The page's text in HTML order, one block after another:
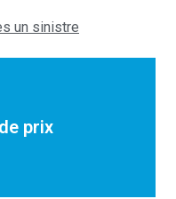
un sinistre
prix